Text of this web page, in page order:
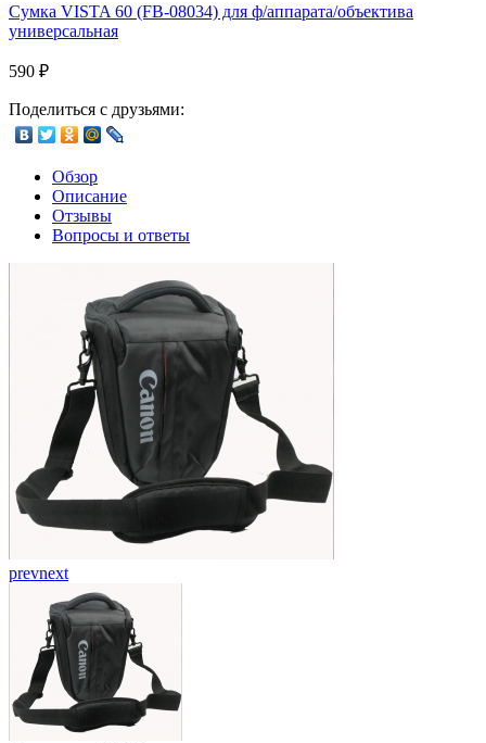
Сумка VISTA 60 (FB-08034) для ф/аппарата/объектива
универсальная
590 ₽
Поделиться с друзьями:
Обзор
Описание
Отзывы
Вопросы и ответы
prevnext